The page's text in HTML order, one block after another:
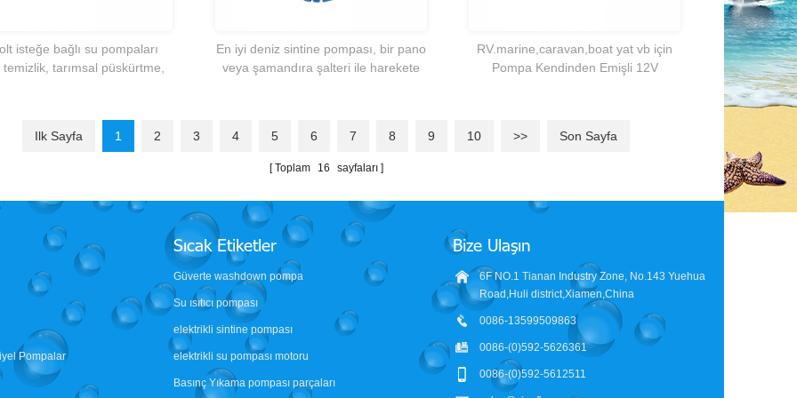
talep üzerine en iyi 12 volt
karavan karavan RV
Singflo FLO-2203 12 volt diyafram su
püskürtücü pompası
En iyi RV 12 V su pompası 45psi 12 v
isteğe bağlı su pompaları
temizlik, tarımsal püskürtme,
En iyi deniz sintine pompası, bir pano
veya şamandıra şalteri ile harekete
RV.marine,caravan,boat yat vb için
Pompa Kendinden Emişli 12V
Ilk Sayfa 1 2 3 4 5 6 7 8 9 10 >> Son Sayfa
Toplam 16 sayfaları
Pompalar
Sıcak Etiketler
Güverte washdown pompa
Su ısıtıcı pompası
elektrikli sintine pompası
elektrikli su pompası motoru
Basınç Yıkama pompası parçaları
Bize Ulaşın
6F NO.1 Tianan Industry Zone, No.143 Yuehua
Road,Huli district,Xiamen,China
0086-13599509863
0086-(0)592-5626361
0086-(0)592-5612511